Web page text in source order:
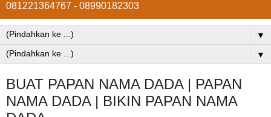
081221364767 - 08990182303
▼
▼
BUAT PAPAN NAMA DADA | PAPAN
NAMA DADA | BIKIN PAPAN NAMA